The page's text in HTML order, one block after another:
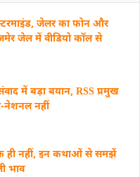
जेलर का फोन और
जेल में वीडियो कॉल से
में बड़ा बयान, RSS प्रमुख
नेशनल नहीं
ही नहीं, इन कथाओं से समझें
भाव